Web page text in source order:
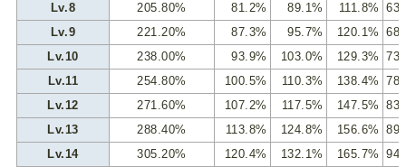
Lv.8
205.80% 81.2% 89.1% 111.8%
Lv.9
221.20% 87.3% 95.7% 120.1%
Lv.10
238.00% 93.9% 103.0% 129.3%
Lv.11
254.80% 100.5% 110.3% 138.4%
Lv.12
271.60% 107.2% 117.5% 147.5%
Lv.13
288.40% 113.8% 124.8% 156.6%
Lv.14
305.20% 120.4% 132.1% 165.7%